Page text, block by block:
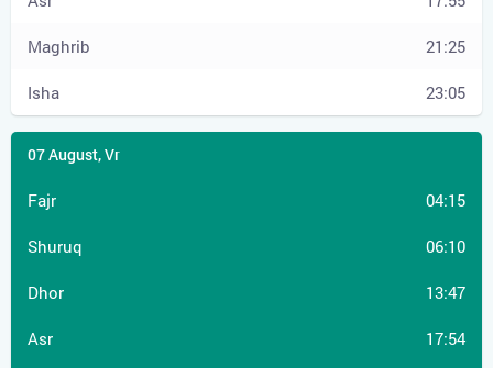
21:25
23:05
04:15
06:10
13:47
17:54